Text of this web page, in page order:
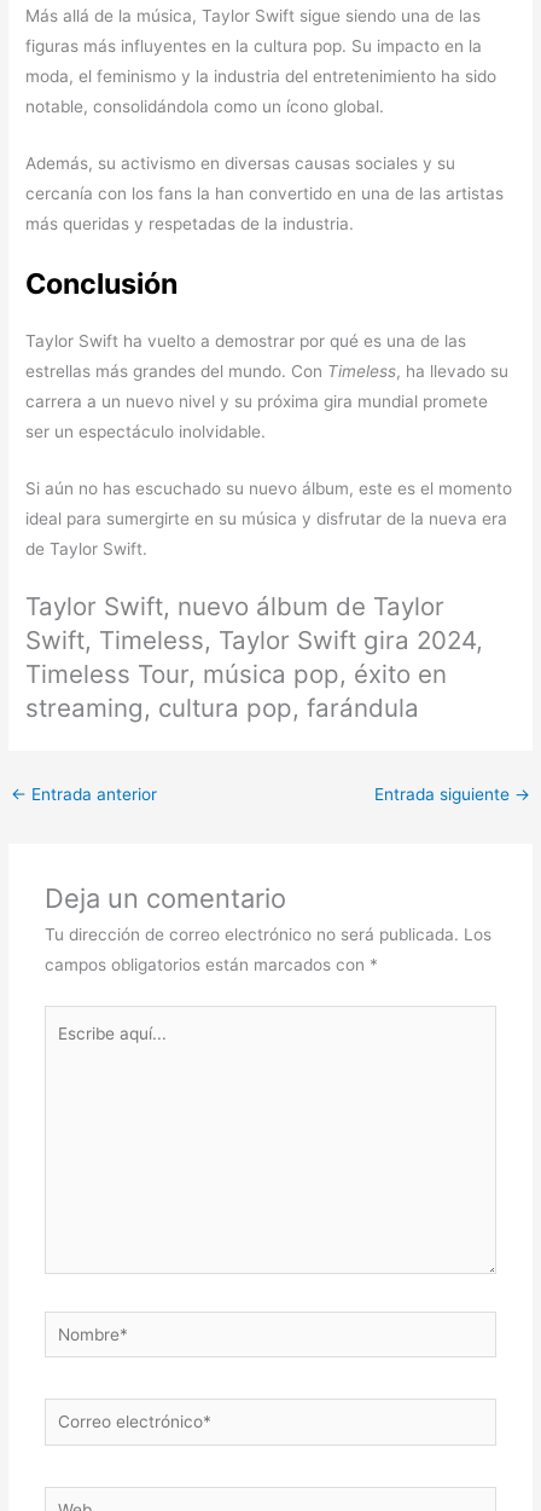
Más allá de la música, Taylor Swift sigue siendo una de las
figuras más influyentes en la cultura pop. Su impacto en la
moda, el feminismo y la industria del entretenimiento ha sido
notable, consolidándola como un ícono global.
Además, su activismo en diversas causas sociales y su
cercanía con los fans la han convertido en una de las artistas
más queridas y respetadas de la industria.
Conclusión
Taylor Swift ha vuelto a demostrar por qué es una de las
estrellas más grandes del mundo. Con Timeless, ha llevado su
carrera a un nuevo nivel y su próxima gira mundial promete
ser un espectáculo inolvidable.
Si aún no has escuchado su nuevo álbum, este es el momento
ideal para sumergirte en su música y disfrutar de la nueva era
de Taylor Swift.
Taylor Swift, nuevo álbum de Taylor
Swift, Timeless, Taylor Swift gira 2024,
Timeless Tour, música pop, éxito en
streaming, cultura pop, farándula
← Entrada anterior Entrada siguiente →
Deja un comentario
Tu dirección de correo electrónico no será publicada. Los
campos obligatorios están marcados con *
Nombre*
Correo
electrónico*
Web